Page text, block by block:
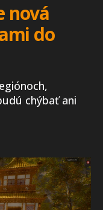
nová
do
chýbať ani